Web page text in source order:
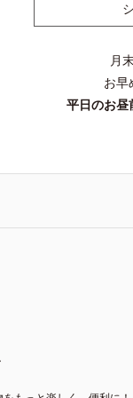
月
お早
平日のお昼